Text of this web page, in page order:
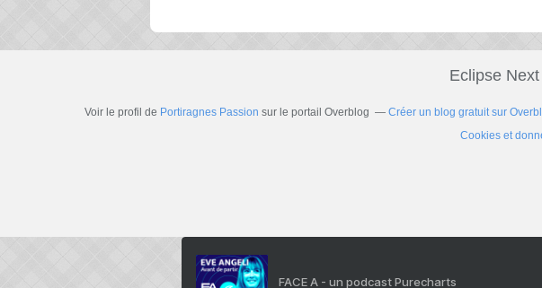
Eclipse
Voir le profil de Portiragnes Passion sur le portail Overblog Créer un blog gratuit sur
Cookies et
FACE A - un podcast Purecharts